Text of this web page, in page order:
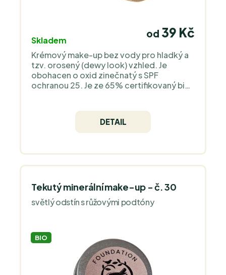
Skladem
od 39 Kč
Krémový make-up bez vody pro hladký a
tzv. orosený (dewy look) vzhled. Je
obohacen o oxid zinečnatý s SPF
ochranou 25. Je ze 65% certifikovaný bio
Neobsahuje silikony, plast, zvířecí složky -
jedná se o čistý minerální make-up bez
DETAIL
Tekutý minerální make-up - č. 30
světlý odstín s růžovými podtóny
BIO